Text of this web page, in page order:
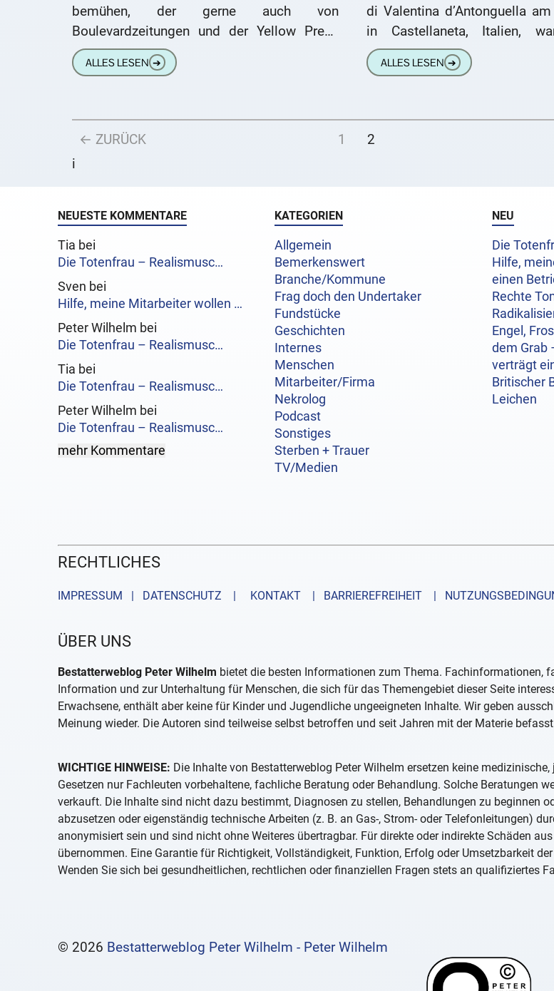
bemühen, der gerne auch von
Boulevardzeitungen und der Yellow Press
bemüht wird: Die als Frage verkleidete
Behauptung. Dabei schreiben
ALLES LESEN ➔
di Valentina d’Antonguella
in Castellaneta, Italien,
schillerndsten Stars der
seiner magnetischen
ALLES LESEN ➔
← ZURÜCK 1
2
i
NEUESTE KOMMENTARE
Tia bei
Die Totenfrau – Realismusc…
Sven bei
Hilfe, meine Mitarbeiter wollen …
Peter Wilhelm bei
Die Totenfrau – Realismusc…
Tia bei
Die Totenfrau – Realismusc…
Peter Wilhelm bei
Die Totenfrau – Realismusc…
mehr Kommentare
KATEGORIEN
Allgemein
Bemerkenswert
Branche/Kommune
Frag doch den Undertaker
Fundstücke
Geschichten
Internes
Menschen
Mitarbeiter/Firma
Nekrolog
Podcast
Sonstiges
Sterben + Trauer
TV/Medien
NEU
Die
Hilfe,
einen
Rechte
Engel,
dem Grab
verträgt
Britischer
Leichen
RECHTLICHES
IMPRESSUM | DATENSCHUTZ | KONTAKT | BARRIEREFREIHEIT |
ÜBER UNS
Bestatterweblog Peter Wilhelm bietet die besten Informationen zum Thema. Fachinformationen,
Information und zur Unterhaltung für Menschen, die sich für das Themengebiet dieser Seite
Erwachsene, enthält aber keine für Kinder und Jugendliche ungeeigneten Inhalte. Wir geben
Meinung wieder. Die Autoren sind teilweise selbst betroffen und seit Jahren mit der Materie
WICHTIGE HINWEISE: Die Inhalte von Bestatterweblog Peter Wilhelm ersetzen keine
Gesetzen nur Fachleuten vorbehaltene, fachliche Beratung oder Behandlung. Solche Beratungen
verkauft. Die Inhalte sind nicht dazu bestimmt, Diagnosen zu stellen, Behandlungen zu beginnen
abzusetzen oder eigenständig technische Arbeiten (z. B. an Gas-, Strom- oder Telefonleitungen)
anonymisiert sein und sind nicht ohne Weiteres übertragbar. Für direkte oder indirekte Schäden
übernommen. Eine Garantie für Richtigkeit, Vollständigkeit, Funktion, Erfolg oder Umsetzbarkeit
Wenden Sie sich bei gesundheitlichen, rechtlichen oder finanziellen Fragen stets an qualifiziertes
© 2026 Bestatterweblog Peter Wilhelm - Peter Wilhelm